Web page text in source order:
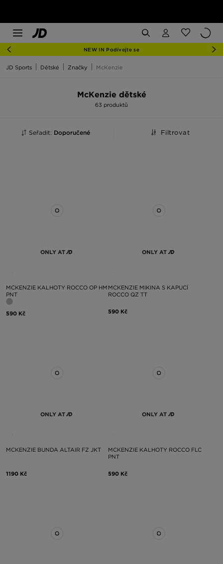
NEW IN Podívejte se
JD Sports Dětské Značky McKenzie
McKenzie dětské
63 produktů
Seřadit: Doporučené Filtrovat
ONLY AT
MCKENZIE KALHOTY ROCCO OP HM
PNT
590 Kč
ONLY AT
MCKENZIE MIKINA S KAPUCÍ
ROCCO QZ TT
590 Kč
ONLY AT
MCKENZIE BUNDA ALTAIR FZ JKT
1190 Kč
ONLY AT
MCKENZIE KALHOTY ROCCO FLC
PNT
590 Kč